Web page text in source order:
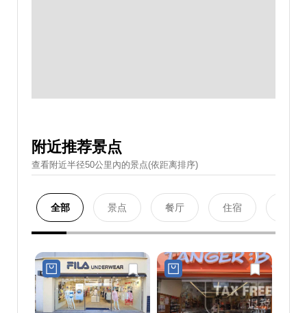
附近推荐景点
查看附近半径50公里內的景点(依距离排序)
全部 景点 餐厅 住宿